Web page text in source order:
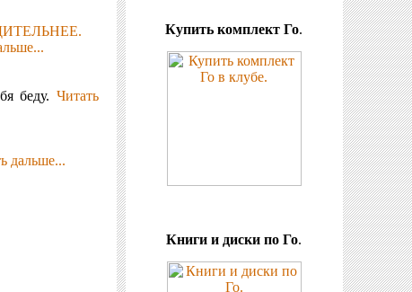
беду. Читать
дальше...
Купить комплект Го.
Книги и диски по Го.